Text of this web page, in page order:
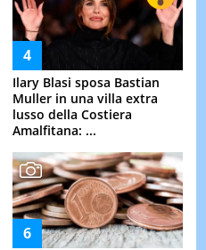
Ilary Blasi sposa Bastian
Muller in una villa extra
lusso della Costiera
Amalfitana: ...